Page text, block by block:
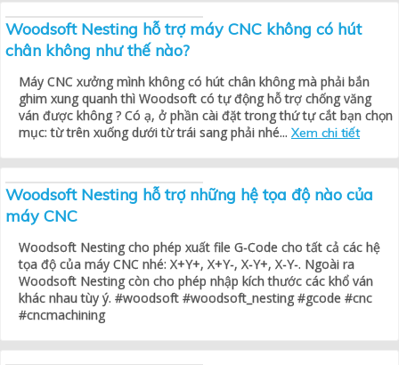
Woodsoft Nesting hỗ trợ máy CNC không có hút
chân không như thế nào?
Máy CNC xưởng mình không có hút chân không mà phải bắn
ghim xung quanh thì Woodsoft có tự động hỗ trợ chống văng
ván được không ? Có ạ, ở phần cài đặt trong thứ tự cắt bạn chọn
mục: từ trên xuống dưới từ trái sang phải nhé... Xem chi tiết
Woodsoft Nesting hỗ trợ những hệ tọa độ nào của
máy CNC
Woodsoft Nesting cho phép xuất file G-Code cho tất cả các hệ
tọa độ của máy CNC nhé: X+Y+, X+Y-, X-Y+, X-Y-. Ngoài ra
Woodsoft Nesting còn cho phép nhập kích thước các khổ ván
khác nhau tùy ý. #woodsoft #woodsoft_nesting #gcode #cnc
#cncmachining